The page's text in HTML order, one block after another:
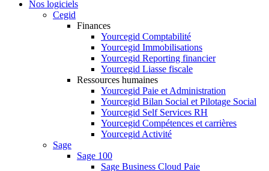
Nos logiciels
Cegid
Finances
Yourcegid Comptabilité
Yourcegid Immobilisations
Yourcegid Reporting financier
Yourcegid Liasse fiscale
Ressources humaines
Yourcegid Paie et Administration
Yourcegid Bilan Social et Pilotage Social
Yourcegid Self Services RH
Yourcegid Compétences et carrières
Yourcegid Activité
Sage
Sage 100
Sage Business Cloud Paie